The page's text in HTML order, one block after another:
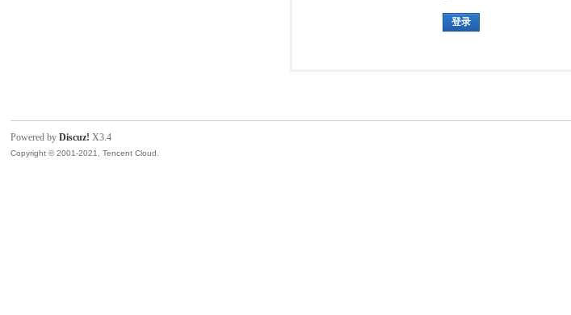
登录
Powered byDiscuz! X3.4
Copyright © 2001-2021, Tencent Cloud.